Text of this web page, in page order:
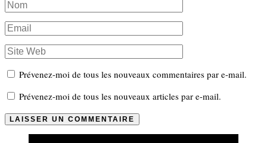
Prévenez-moi de tous les nouveaux commentaires par e-mail.
Prévenez-moi de tous les nouveaux articles par e-mail.